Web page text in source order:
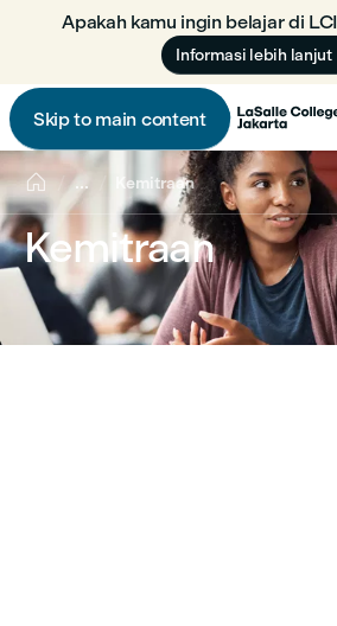
Apakah kamu ingin belajar di
Informasi lebih lanjut
Skip to main content

 ... Kemitraan
Kemitraan